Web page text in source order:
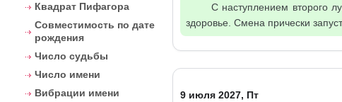
Квадрат Пифагора
Совместимость по дате
рождения
Число судьбы
Число имени
Вибрации имени
С наступлением второго
здоровье. Смена прически
9 июля 2027, Пт